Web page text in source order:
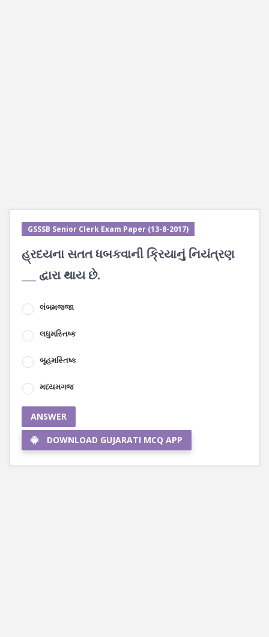
GSSSB Senior Clerk Exam Paper (13-8-2017)
હ્રદયના સતત ધબકવાની ક્રિયાનું નિયંત્રણ
___ દ્વારા થાય છે.
લંબમજ્જા
લધુમસ્તિષ્ક
બૃહમસ્તિષ્ક
મધ્યમગજ
ANSWER
DOWNLOAD GUJARATI MCQ APP